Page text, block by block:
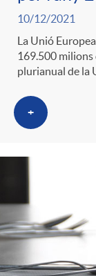
10/12/2021
La Unió
169.500 milions
plurianual de la
+